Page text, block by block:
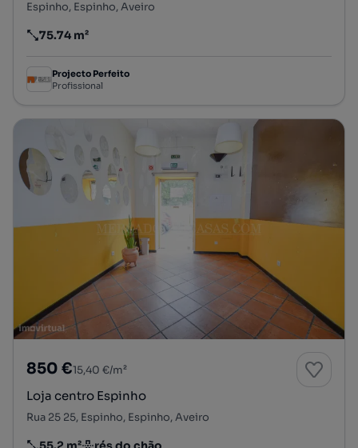
Espinho, Espinho, Aveiro
Preço por metro quadrado
75.74 m²
Projecto Perfeito
Profissional
850 €15,40 €/m²
Loja centro Espinho
Rua 25 25, Espinho, Espinho, Aveiro